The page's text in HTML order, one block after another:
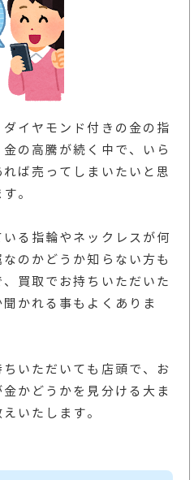
イヤモンド付きの金の指
の高騰が続く中で、いら
ば売ってしまいたいと思
。
る指輪やネックレスが何
のかどうか知らない方も
買取でお持ちいただいた
かれる事もよくありま
いただいても店頭で、お
かどうかを見分ける大ま
いたします。